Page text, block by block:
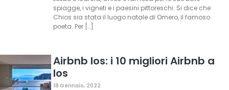
spiagge, i vigneti e i paesini pittoreschi. Si dice che
Chios sia stata il luogo natale di Omero, il famoso
poeta. Per […]
Airbnb Ios: i 10 migliori Airbnb a
Ios
18 Gennaio, 2022